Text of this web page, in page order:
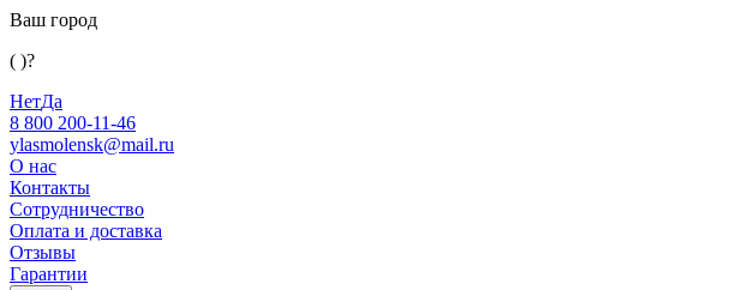
Ваш город
( )?
НетДа
8 800 200-11-46
ylasmolensk@mail.ru
О нас
Контакты
Сотрудничество
Оплата и доставка
Отзывы
Гарантии